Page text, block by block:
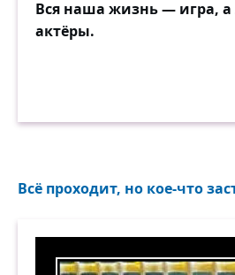
Вся наша жизнь — игра,
актёры.
Всё проходит, но кое-что